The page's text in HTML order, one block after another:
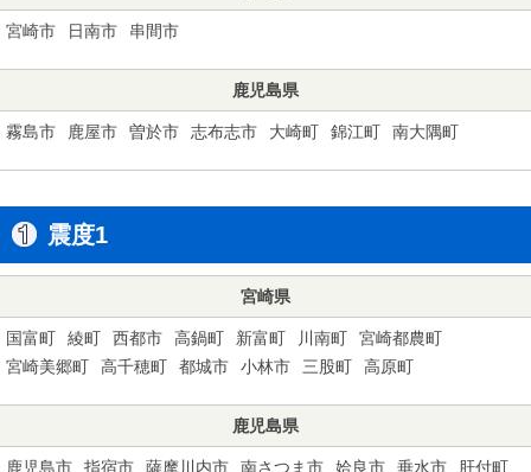
宮崎市 日南市 串間市
鹿児島県
霧島市 鹿屋市 曽於市 志布志市 大崎町 錦江町 南大隅町
震度1
宮崎県
国富町 綾町 西都市 高鍋町 新富町 川南町
宮崎都農町
宮崎美郷町
高千穂町 都城市 小林市 三股町 高原町
鹿児島県
鹿児島市 指宿市 薩摩川内市 南さつま市 姶良市 垂水市 肝付町